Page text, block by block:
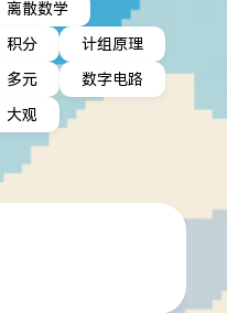
离散数学
积分
计组原理
多元
数字电路
大观